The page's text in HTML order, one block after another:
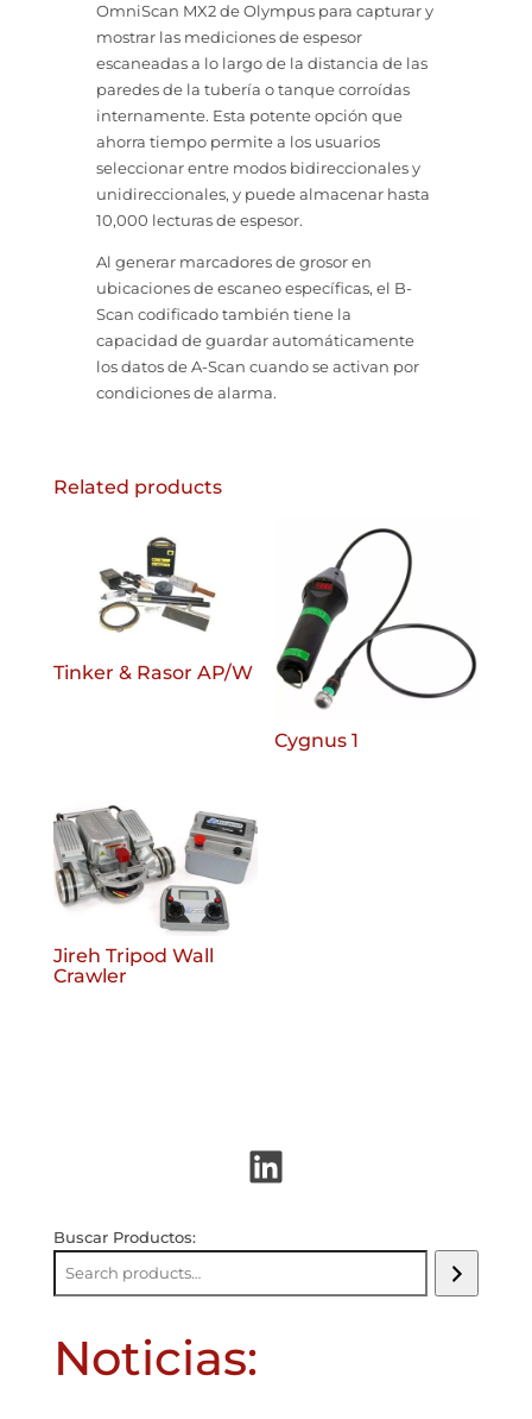
OmniScan MX2 de Olympus para capturar y
mostrar las mediciones de espesor
escaneadas a lo largo de la distancia de las
paredes de la tubería o tanque corroídas
internamente. Esta potente opción que
ahorra tiempo permite a los usuarios
seleccionar entre modos bidireccionales y
unidireccionales, y puede almacenar hasta
10,000 lecturas de espesor.
Al generar marcadores de grosor en
ubicaciones de escaneo específicas, el B-
Scan codificado también tiene la
capacidad de guardar automáticamente
los datos de A-Scan cuando se activan por
condiciones de alarma.
Related products
Tinker & Rasor AP/W
Cygnus 1
Jireh Tripod Wall
Crawler
LinkedIn
Buscar Productos:
Noticias: